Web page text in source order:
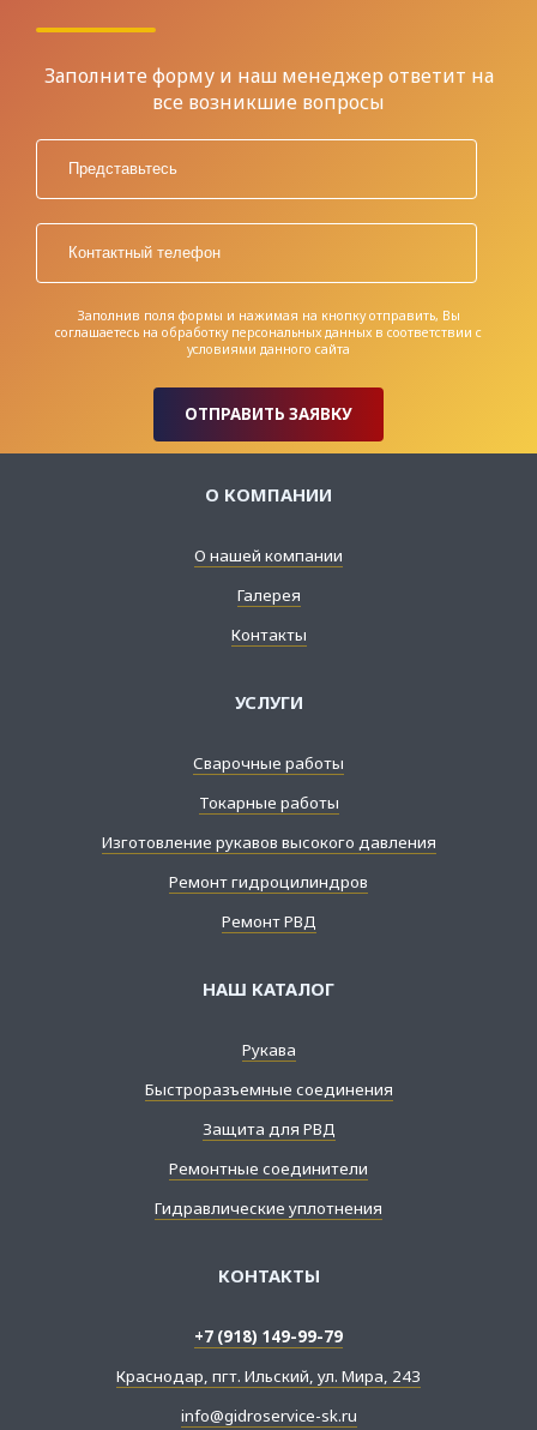
Заполните форму и наш менеджер ответит на
все возникшие вопросы
Заполнив поля формы и нажимая на кнопку отправить, Вы
соглашаетесь на обработку персональных данных в соответствии с
условиями данного сайта
ОТПРАВИТЬ ЗАЯВКУ
О КОМПАНИИ
О нашей компании
Галерея
Контакты
УСЛУГИ
Сварочные работы
Токарные работы
Изготовление рукавов высокого давления
Ремонт гидроцилиндров
Ремонт РВД
НАШ КАТАЛОГ
Рукава
Быстроразъемные соединения
Защита для РВД
Ремонтные соединители
Гидравлические уплотнения
КОНТАКТЫ
+7 (918) 149-99-79
Краснодар, пгт. Ильский, ул. Мира, 243
info@gidroservice-sk.ru